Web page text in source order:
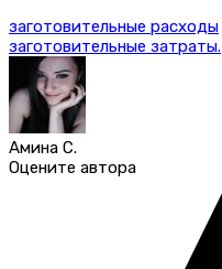
заготовительные расходы
заготовительные затраты.
Амина С.
Оцените автора